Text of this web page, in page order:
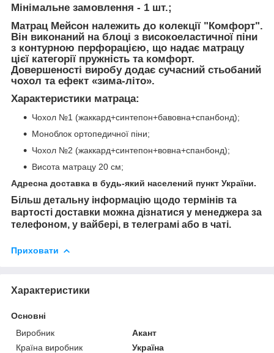
Мінімальне замовлення - 1 шт.;
Матрац Мейсон належить до колекції "Комфорт".
Він виконаний на блоці з високоеластичної піни
з контурною перфорацією, що надає матрацу
цієї категорії пружність та комфорт.
Довершеності виробу додає сучасний стьобаний
чохол та ефект «зима-літо».
Характеристики матраца:
Чохол №1 (жаккард+синтепон+бавовна+спанбонд);
Моноблок ортопедичної піни;
Чохол №2 (жаккард+синтепон+вовна+спанбонд);
Висота матрацу 20 см;
Адресна доставка в будь-який населений пункт України.
Більш детальну інформацію щодо термінів та
вартості доставки можна дізнатися у менеджера за
телефоном, у вайбері, в телеграмі або в чаті.
Приховати
Характеристики
Основні
Виробник
Акант
Країна виробник
Україна